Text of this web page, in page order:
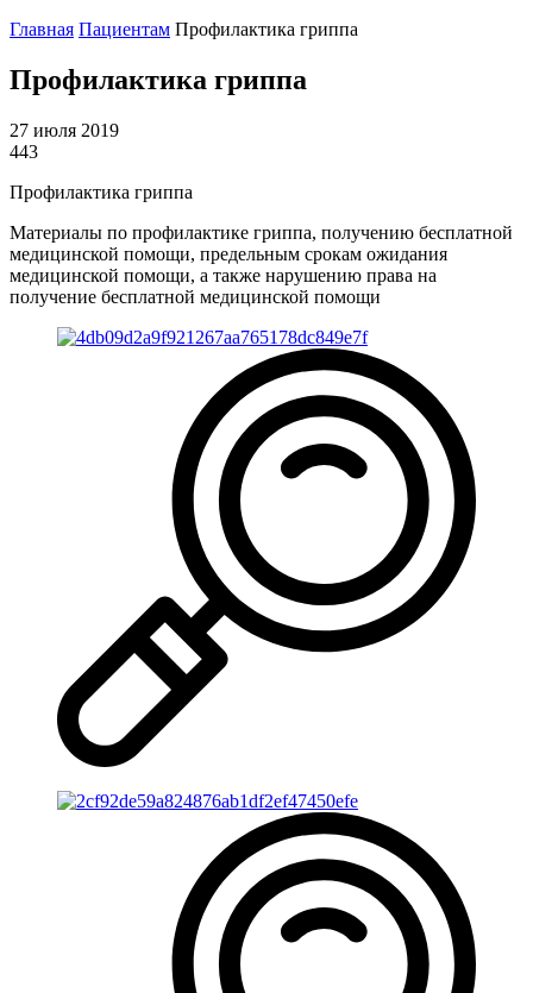
Главная Пациентам Профилактика гриппа
Профилактика гриппа
27 июля 2019
443
Профилактика гриппа
Материалы по профилактике гриппа, получению бесплатной
медицинской помощи, предельным срокам ожидания
медицинской помощи, а также нарушению права на
получение бесплатной медицинской помощи